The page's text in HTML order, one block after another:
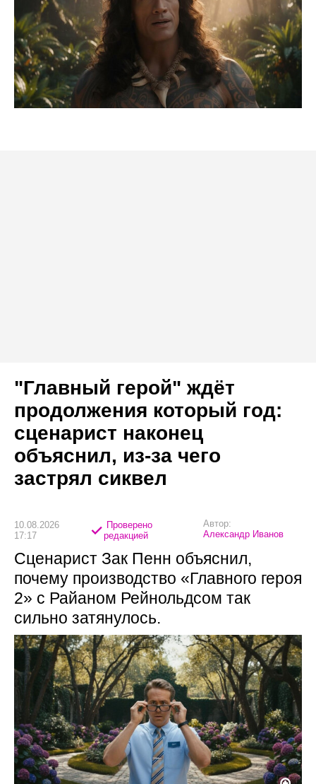
"Главный герой" ждёт
продолжения который год:
сценарист наконец
объяснил, из-за чего
застрял сиквел
10.08.2026
17:17
Проверено
редакцией
Автор:
Александр Иванов
Сценарист Зак Пенн объяснил,
почему производство «Главного героя
2» с Райаном Рейнольдсом так
сильно затянулось.